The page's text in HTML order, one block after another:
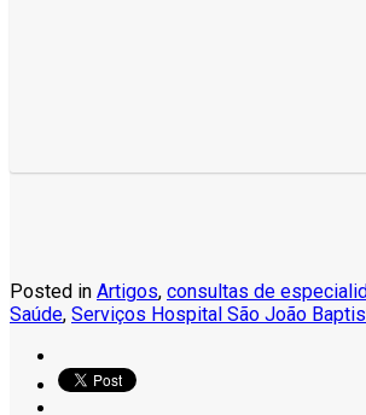
Posted in Artigos, consultas de
Saúde, Serviços Hospital São João